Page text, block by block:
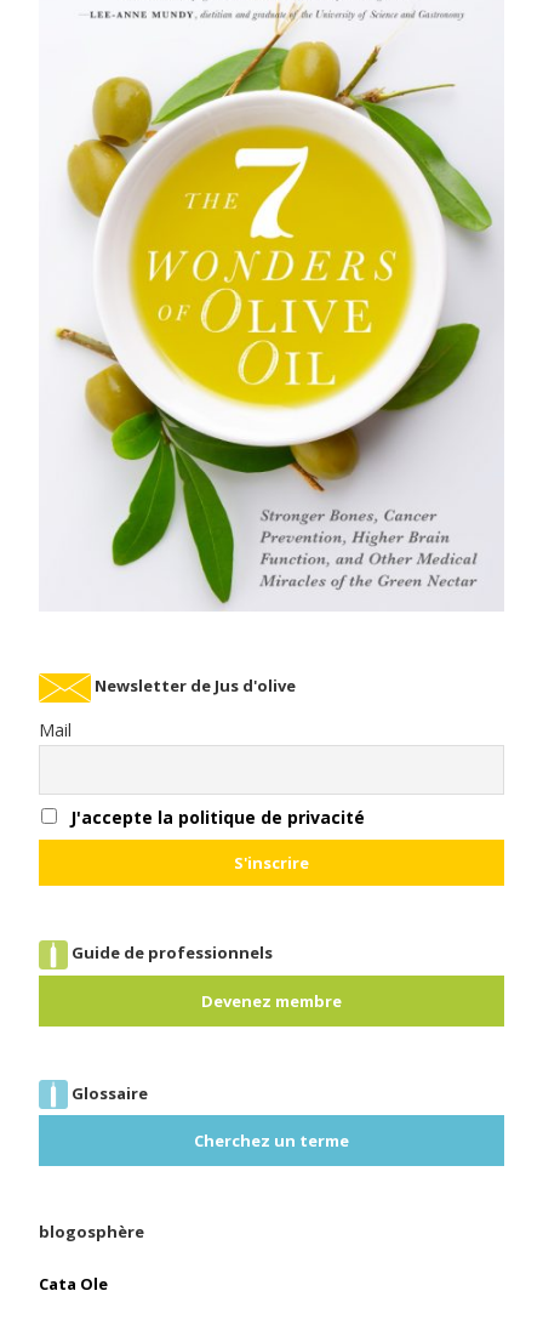
Newsletter de Jus d'olive
Mail
J'accepte la politique de privacité
Guide de professionnels
Devenez membre
Glossaire
Cherchez un terme
blogosphère
Cata Ole